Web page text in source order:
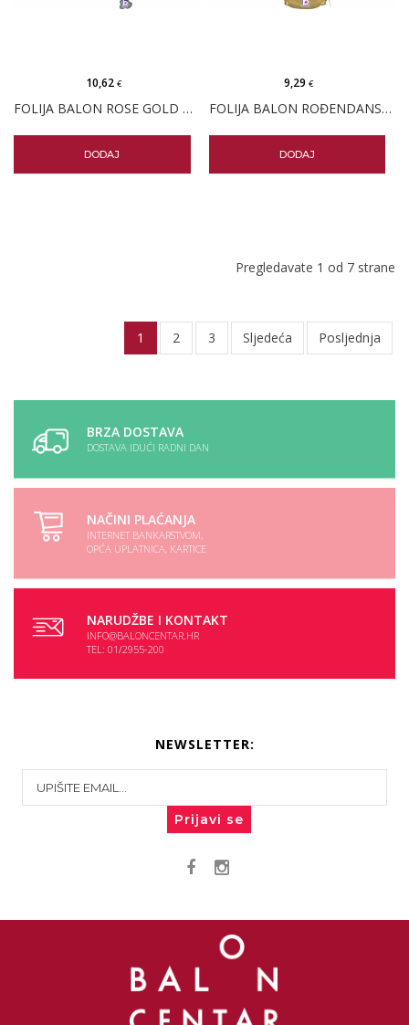
FOLIJA BALON ROSE GOLD ROĐENDAN
10,62 €
DODAJ
FOLIJA BALON ROĐENDANSKA TORTA KONFETI BOHO
9,29 €
DODAJ
Pregledavate 1 od 7 strane
1 2 3 Sljedeća Posljednja
BRZA DOSTAVA
DOSTAVA IDUĆI RADNI DAN
NAČINI PLAĆANJA
INTERNET BANKARSTVOM,
OPĆA UPLATNICA, KARTICE
NARUDŽBE I KONTAKT
INFO@BALONCENTAR.HR
TEL: 01/2955-200
NEWSLETTER:
Prijavi se